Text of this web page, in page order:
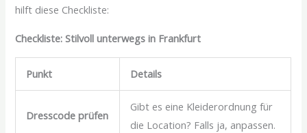
hilft diese Checkliste:
Checkliste: Stilvoll unterwegs in Frankfurt
Punkt Details
Dresscode prüfen
Gibt es eine Kleiderordnung für
die Location? Falls ja, anpassen.